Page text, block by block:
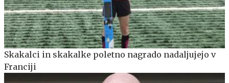
Skakalci in skakalke poletno nagrado nadaljujejo v
Franciji